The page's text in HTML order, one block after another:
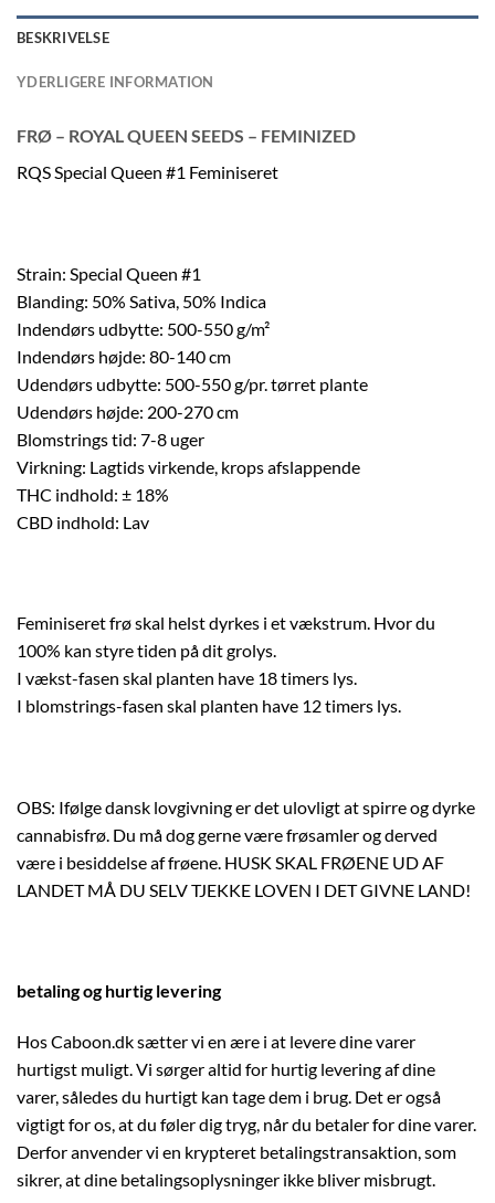
BESKRIVELSE
YDERLIGERE INFORMATION
FRØ – ROYAL QUEEN SEEDS – FEMINIZED
RQS Special Queen #1 Feminiseret
Strain: Special Queen #1
Blanding: 50% Sativa, 50% Indica
Indendørs udbytte: 500-550 g/m²
Indendørs højde: 80-140 cm
Udendørs udbytte: 500-550 g/pr. tørret plante
Udendørs højde: 200-270 cm
Blomstrings tid: 7-8 uger
Virkning: Lagtids virkende, krops afslappende
THC indhold: ± 18%
CBD indhold: Lav
Feminiseret frø skal helst dyrkes i et vækstrum. Hvor du
100% kan styre tiden på dit grolys.
I vækst-fasen skal planten have 18 timers lys.
I blomstrings-fasen skal planten have 12 timers lys.
OBS: Ifølge dansk lovgivning er det ulovligt at spirre og dyrke
cannabisfrø. Du må dog gerne være frøsamler og derved
være i besiddelse af frøene. HUSK SKAL FRØENE UD AF
LANDET MÅ DU SELV TJEKKE LOVEN I DET GIVNE LAND!
betaling og hurtig levering
Hos Caboon.dk sætter vi en ære i at levere dine varer
hurtigst muligt. Vi sørger altid for hurtig levering af dine
varer, således du hurtigt kan tage dem i brug. Det er også
vigtigt for os, at du føler dig tryg, når du betaler for dine varer.
Derfor anvender vi en krypteret betalingstransaktion, som
sikrer, at dine betalingsoplysninger ikke bliver misbrugt.